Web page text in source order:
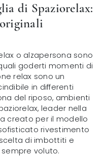
di Spaziorelax:
o alzapersona sono
goderti momenti di
relax sono un
in differenti
del riposo, ambienti
leader nella
creato per il modello
rivestimento
di imbottiti e
voluto.